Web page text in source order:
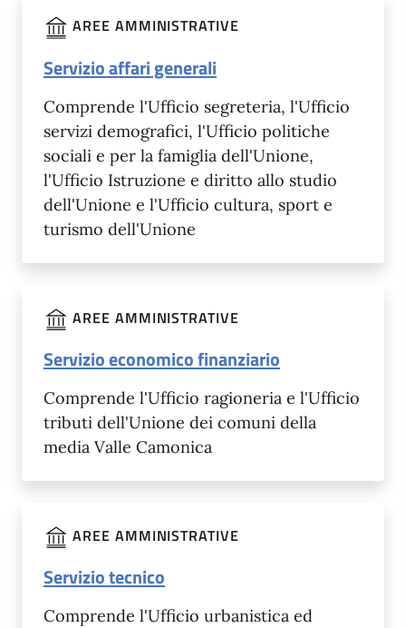
AREE AMMINISTRATIVE
Servizio affari generali
Comprende l'Ufficio segreteria, l'Ufficio
servizi demografici, l'Ufficio politiche
sociali e per la famiglia dell'Unione,
l'Ufficio Istruzione e diritto allo studio
dell'Unione e l'Ufficio cultura, sport e
turismo dell'Unione
AREE AMMINISTRATIVE
Servizio economico finanziario
Comprende l'Ufficio ragioneria e l'Ufficio
tributi dell'Unione dei comuni della
media Valle Camonica
AREE AMMINISTRATIVE
Servizio tecnico
Comprende l'Ufficio urbanistica ed